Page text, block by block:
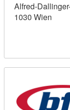
Alfred-
1030 Wien